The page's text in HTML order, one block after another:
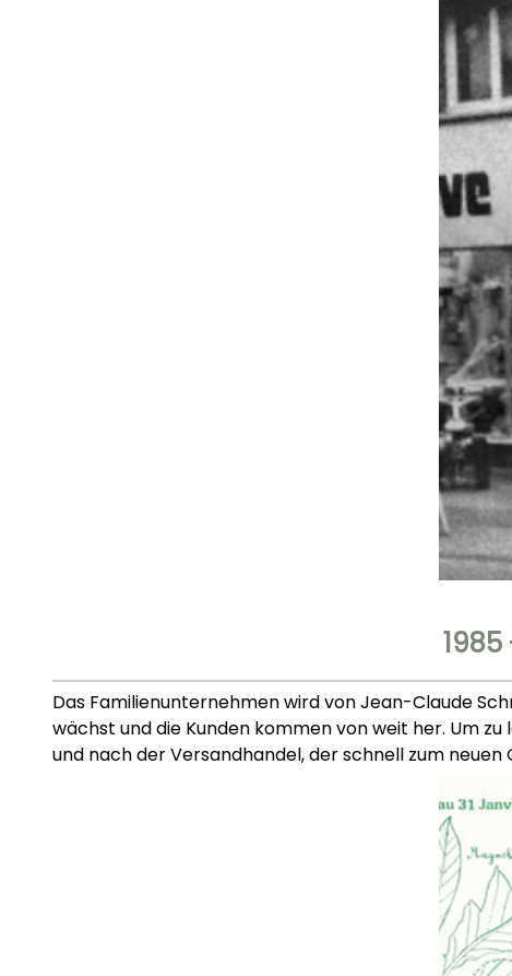
Das Familienunternehmen wird von Jean-Claude
wächst und die Kunden kommen von weit her. Um
und nach der Versandhandel, der schnell zum